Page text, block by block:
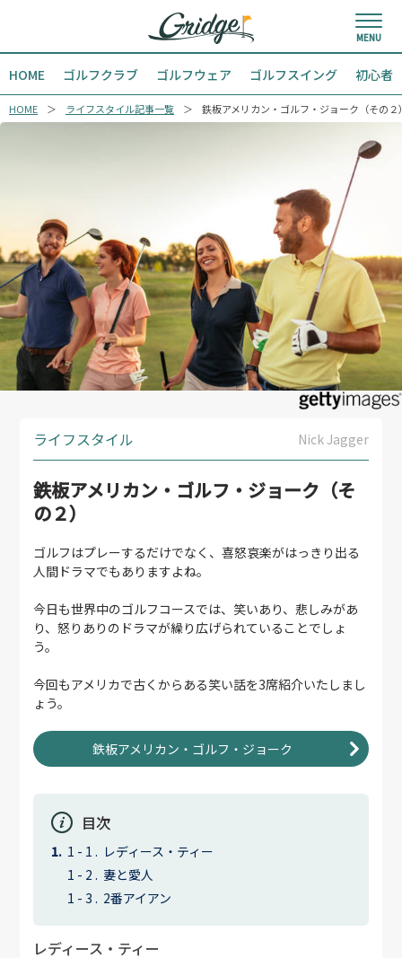
HOME ゴルフクラブ ゴルフウェア ゴルフスイング 初心者
HOME ライフスタイル記事一覧 鉄板アメリカン・ゴルフ・ジョーク（その２
ライフスタイル Nick Jagger
鉄板アメリカン・ゴルフ・ジョーク（そ
の２）
ゴルフはプレーするだけでなく、喜怒哀楽がはっきり出る
人間ドラマでもありますよね。
今日も世界中のゴルフコースでは、笑いあり、悲しみがあ
り、怒りありのドラマが繰り広げられていることでしょ
う。
今回もアメリカで古くからある笑い話を3席紹介いたしまし
ょう。
鉄板アメリカン・ゴルフ・ジョーク
目次
レディース・ティー
妻と愛人
2番アイアン
レディース・ティー